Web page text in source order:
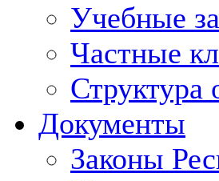
Учебные
Частные
Структура
Документы
Законы